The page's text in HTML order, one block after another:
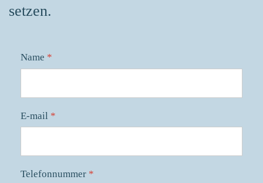
setzen.
Name *
E-mail *
Telefonnummer *